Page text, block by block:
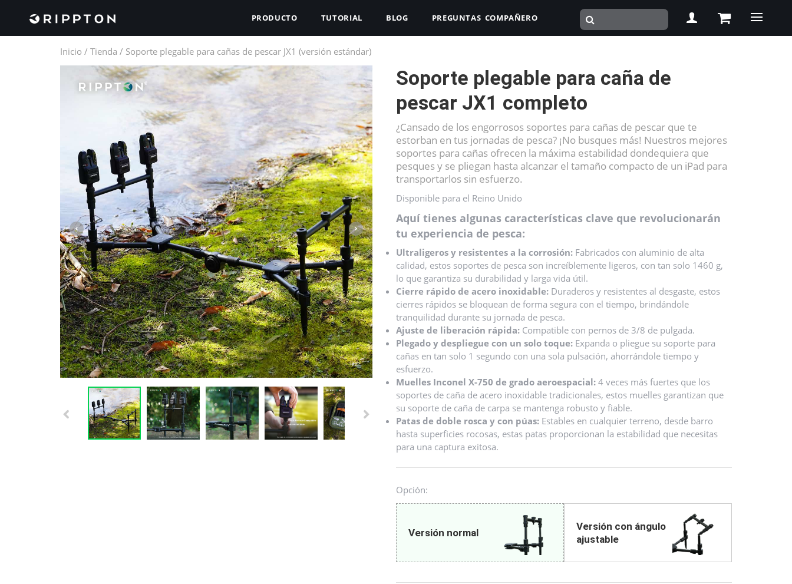
PRODUCTO TUTORIAL BLOG PREGUNTAS COMPAÑERO
Inicio / Tienda / Soporte plegable para cañas de pescar JX1 (versión estándar)
Soporte plegable para caña de
pescar JX1 completo
¿Cansado de los engorrosos soportes para cañas de pescar que te
estorban en tus jornadas de pesca? ¡No busques más! Nuestros mejores
soportes para cañas ofrecen la máxima estabilidad dondequiera que
pesques y se pliegan hasta alcanzar el tamaño compacto de un iPad para
transportarlos sin esfuerzo.
Disponible para el Reino Unido
Aquí tienes algunas características clave que revolucionarán
tu experiencia de pesca:
Ultraligeros y resistentes a la corrosión: Fabricados con aluminio de alta
calidad, estos soportes de pesca son increíblemente ligeros, con tan solo 1460 g,
lo que garantiza su durabilidad y larga vida útil.
Cierre rápido de acero inoxidable: Duraderos y resistentes al desgaste, estos
cierres rápidos se bloquean de forma segura con el tiempo, brindándole
tranquilidad durante su jornada de pesca.
Ajuste de liberación rápida: Compatible con pernos de 3/8 de pulgada.
Plegado y despliegue con un solo toque: Expanda o pliegue su soporte para
cañas en tan solo 1 segundo con una sola pulsación, ahorrándole tiempo y
esfuerzo.
Muelles Inconel X-750 de grado aeroespacial: 4 veces más fuertes que los
soportes de caña de acero inoxidable tradicionales, estos muelles garantizan que
su soporte de caña de carpa se mantenga robusto y fiable.
Patas de doble rosca y con púas: Estables en cualquier terreno, desde barro
hasta superficies rocosas, estas patas proporcionan la estabilidad que necesitas
para una captura exitosa.
Opción:
Versión normal
Versión con ángulo
ajustable